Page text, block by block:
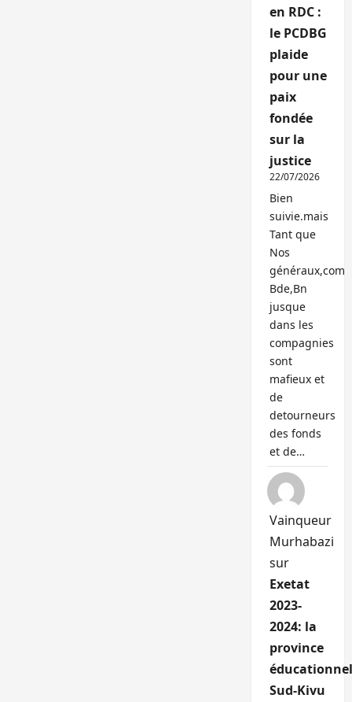
en RDC :
le PCDBG
plaide
pour une
paix
fondée
sur la
justice
22/07/2026
Bien
suivie.mais
Tant que
Nos
généraux,com
Bde,Bn
jusque
dans les
compagnies
sont
mafieux et
de
detourneurs
des fonds
et de…
Vainqueur
Murhabazi
sur
Exetat
2023-
2024: la
province
Sud-Kivu